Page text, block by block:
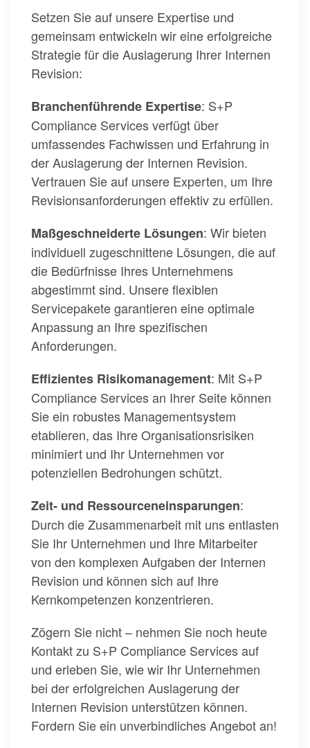
Setzen Sie auf unsere Expertise und
gemeinsam entwickeln wir eine erfolgreiche
Strategie für die Auslagerung Ihrer Internen
Revision:
Branchenführende Expertise: S+P
Compliance Services verfügt über
umfassendes Fachwissen und Erfahrung in
der Auslagerung der Internen Revision.
Vertrauen Sie auf unsere Experten, um Ihre
Revisionsanforderungen effektiv zu erfüllen.
Maßgeschneiderte Lösungen: Wir bieten
individuell zugeschnittene Lösungen, die auf
die Bedürfnisse Ihres Unternehmens
abgestimmt sind. Unsere flexiblen
Servicepakete garantieren eine optimale
Anpassung an Ihre spezifischen
Anforderungen.
Effizientes Risikomanagement: Mit S+P
Compliance Services an Ihrer Seite können
Sie ein robustes Managementsystem
etablieren, das Ihre Organisationsrisiken
minimiert und Ihr Unternehmen vor
potenziellen Bedrohungen schützt.
Zeit- und Ressourceneinsparungen:
Durch die Zusammenarbeit mit uns entlasten
Sie Ihr Unternehmen und Ihre Mitarbeiter
von den komplexen Aufgaben der Internen
Revision und können sich auf Ihre
Kernkompetenzen konzentrieren.
Zögern Sie nicht – nehmen Sie noch heute
Kontakt zu S+P Compliance Services auf
und erleben Sie, wie wir Ihr Unternehmen
bei der erfolgreichen Auslagerung der
Internen Revision unterstützen können.
Fordern Sie ein unverbindliches Angebot an!